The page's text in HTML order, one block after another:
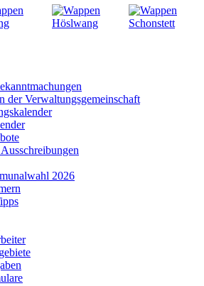
der Verwaltungsgemeinschaft
2026